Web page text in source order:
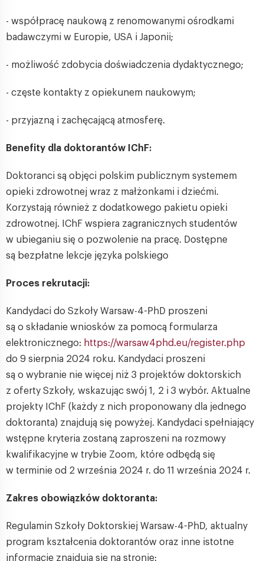
- współpracę naukową z renomowanymi ośrodkami
badawczymi w Europie, USA i Japonii;
- możliwość zdobycia doświadczenia dydaktycznego;
- częste kontakty z opiekunem naukowym;
- przyjazną i zachęcającą atmosferę.
Benefity dla doktorantów IChF:
Doktoranci są objęci polskim publicznym systemem
opieki zdrowotnej wraz z małżonkami i dziećmi.
Korzystają również z dodatkowego pakietu opieki
zdrowotnej. IChF wspiera zagranicznych studentów
w ubieganiu się o pozwolenie na pracę. Dostępne
są bezpłatne lekcje języka polskiego
Proces rekrutacji:
Kandydaci do Szkoły Warsaw-4-PhD proszeni
są o składanie wniosków za pomocą formularza
elektronicznego: https://warsaw4phd.eu/register.php
do 9 sierpnia 2024 roku. Kandydaci proszeni
są o wybranie nie więcej niż 3 projektów doktorskich
z oferty Szkoły, wskazując swój 1, 2 i 3 wybór. Aktualne
projekty IChF (każdy z nich proponowany dla jednego
doktoranta) znajdują się powyżej. Kandydaci spełniający
wstępne kryteria zostaną zaproszeni na rozmowy
kwalifikacyjne w trybie Zoom, które odbędą się
w terminie od 2 września 2024 r. do 11 września 2024 r.
Zakres obowiązków doktoranta:
Regulamin Szkoły Doktorskiej Warsaw-4-PhD, aktualny
program kształcenia doktorantów oraz inne istotne
informacje znajdują się na stronie: